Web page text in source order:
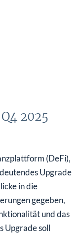
2025
(DeFi),
Upgrade
in die
gegeben,
und das
Upgrade soll